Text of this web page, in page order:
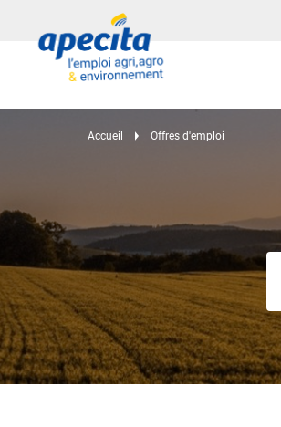
Accueil Offres d'emploi